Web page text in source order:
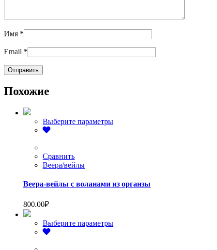
Имя *
Email *
Похожие
Выберите параметрыЭтот
выбрать
Сравнить
Веера/вейлы
Веера-вейлы с воланами из органзы
800.00₽
Выберите параметрыЭтот